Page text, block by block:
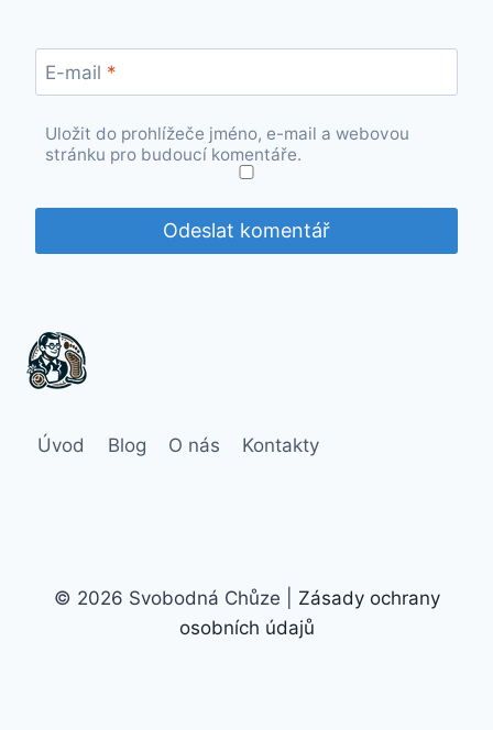
E-mail *
Uložit do prohlížeče jméno, e-mail a webovou
stránku pro budoucí komentáře.
Úvod Blog O nás Kontakty
© 2026 Svobodná Chůze | Zásady ochrany
osobních údajů